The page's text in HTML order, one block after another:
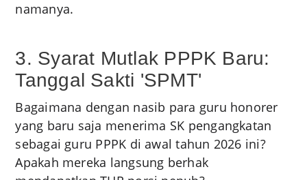
namanya.
3. Syarat Mutlak PPPK Baru:
Tanggal Sakti 'SPMT'
Bagaimana dengan nasib para guru honorer
yang baru saja menerima SK pengangkatan
sebagai guru PPPK di awal tahun 2026 ini?
Apakah mereka langsung berhak